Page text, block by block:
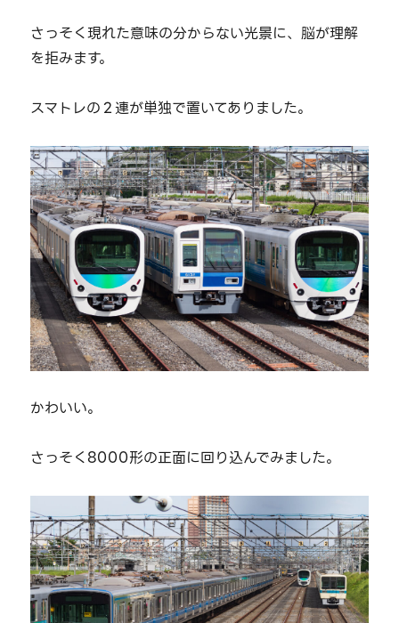
さっそく現れた意味の分からない光景に、脳が理解
を拒みます。
スマトレの２連が単独で置いてありました。
かわいい。
さっそく8000形の正面に回り込んでみました。